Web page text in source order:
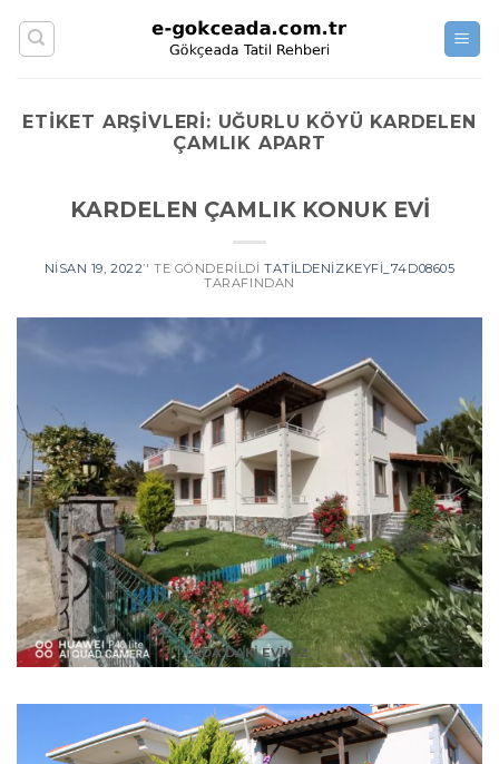
ETIKET ARŞIVLERI: UĞURLU KÖYÜ KARDELEN
ÇAMLIK APART
KARDELEN ÇAMLIK KONUK EVİ
NISAN 19, 2022’' TE GÖNDERILDI TATILDENIZKEYFI_74D08605
TARAFINDAN
ADA'DAKİ EVİNİZ